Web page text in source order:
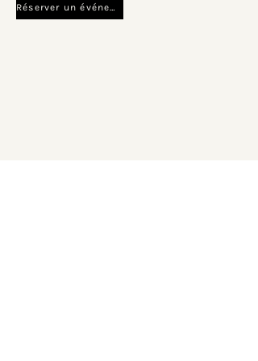
Réserver un événement